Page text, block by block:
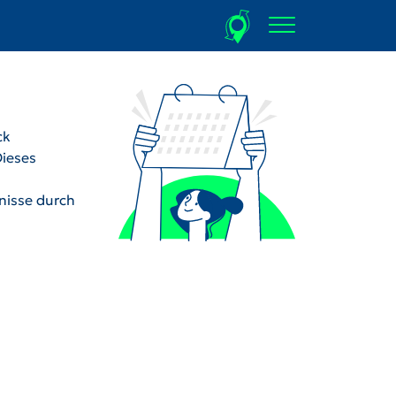
durch